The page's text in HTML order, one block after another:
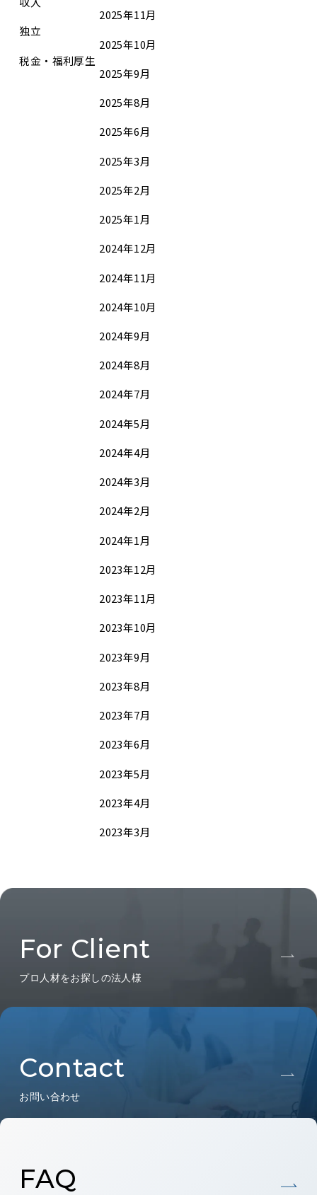
独立
税金・福利厚生
2025年11月
2025年10月
2025年9月
2025年8月
2025年6月
2025年3月
2025年2月
2025年1月
2024年12月
2024年11月
2024年10月
2024年9月
2024年8月
2024年7月
2024年5月
2024年4月
2024年3月
2024年2月
2024年1月
2023年12月
2023年11月
2023年10月
2023年9月
2023年8月
2023年7月
2023年6月
2023年5月
2023年4月
2023年3月
For Client
プロ人材をお探しの法人様
Contact
お問い合わせ
FAQ